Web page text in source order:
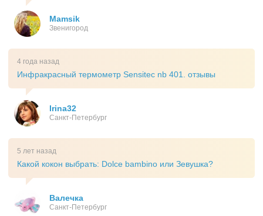
Mamsik
Звенигород
4 года назад
Инфракрасный термометр Sensitec nb 401. отзывы
Irina32
Санкт-Петербург
5 лет назад
Какой кокон выбрать: Dolce bambino или Зевушка?
Валечка
Санкт-Петербург